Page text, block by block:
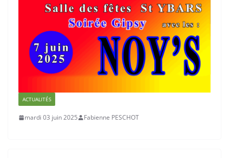
ACTUALITÉS
mardi 03 juin 2025 Fabienne PESCHOT